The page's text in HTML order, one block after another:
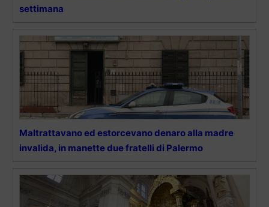
settimana
Maltrattavano ed estorcevano denaro alla madre
invalida, in manette due fratelli di Palermo